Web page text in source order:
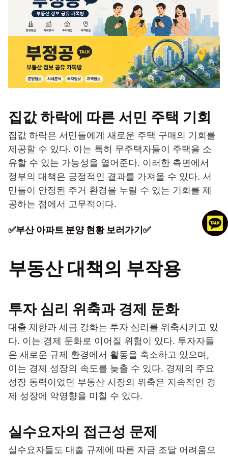
집값 하락에 따른 서민 주택 기회
집값 하락은 서민들에게 새로운 주택 구매의 기회를
제공할 수 있다. 이는 특히 무주택자들이 주택을 소
유할 수 있는 가능성을 열어준다. 이러한 측면에서
정부의 대책은 긍정적인 결과를 가져올 수 있다. 서
민들이 안정된 주거 환경을 누릴 수 있는 기회를 제
공하는 점에서 고무적이다.
✅부산 아파트 분양 현황 보러가기✅
부동산 대책의 부작용
투자 심리 위축과 경제 둔화
대출 제한과 세금 강화는 투자 심리를 위축시키고 있
다. 이는 경제 둔화로 이어질 위험이 있다. 투자자들
은 새로운 규제 환경에서 활동을 축소하고 있으며,
이는 경제 성장의 속도를 늦출 수 있다. 경제의 주요
성장 동력이었던 부동산 시장의 위축은 지속적인 경
제 성장에 악영향을 미칠 수 있다.
실수요자의 접근성 문제
실수요자들도 대출 규제에 따른 자금 조달 어려움으